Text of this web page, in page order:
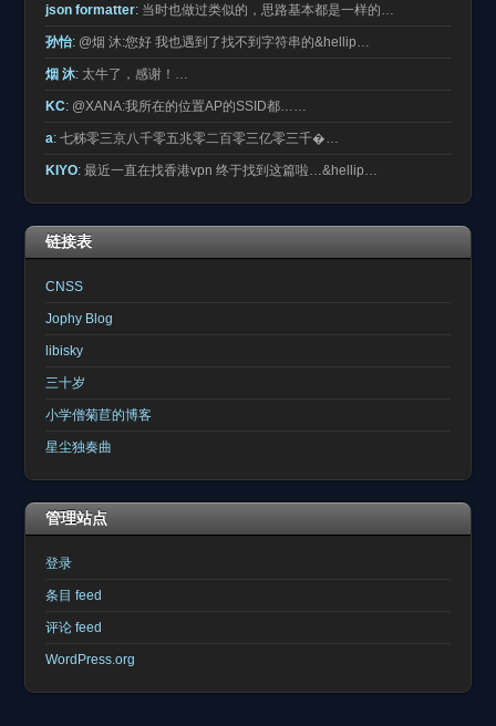
json formatter: 当时也做过类似的，思路基本都是一样的…
孙怡: @烟 沐:您好 我也遇到了找不到字符串的&hellip…
烟 沐: 太牛了，感谢！…
KC: @XANA:我所在的位置AP的SSID都……
a: 七秭零三京八千零五兆零二百零三亿零三千�…
KIYO: 最近一直在找香港vpn 终于找到这篇啦…&hellip…
链接表
CNSS
Jophy Blog
libisky
三十岁
小学僧菊苣的博客
星尘独奏曲
管理站点
登录
条目 feed
评论 feed
WordPress.org